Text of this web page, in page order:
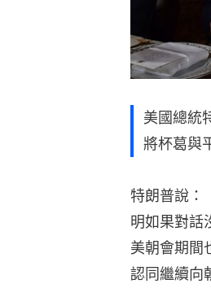
美國總統
將杯葛與
特朗普說：
明如果對話
美朝會期間
認同繼續向